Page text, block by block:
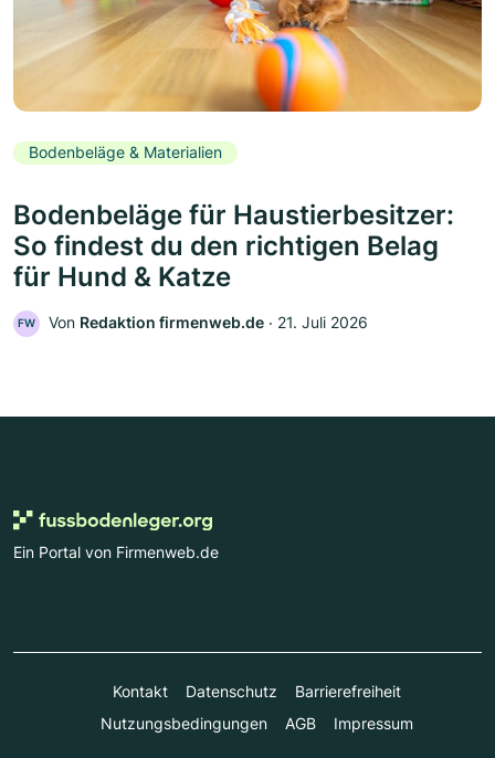
Bodenbeläge & Materialien
Bodenbeläge für Haustierbesitzer:
So findest du den richtigen Belag
für Hund & Katze
FW Von Redaktion firmenweb.de ‧ 21. Juli 2026
Ein Portal von Firmenweb.de
Kontakt Datenschutz
Barrierefreiheit
Nutzungsbedingungen
AGB Impressum